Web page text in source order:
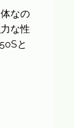
なの
な性
と